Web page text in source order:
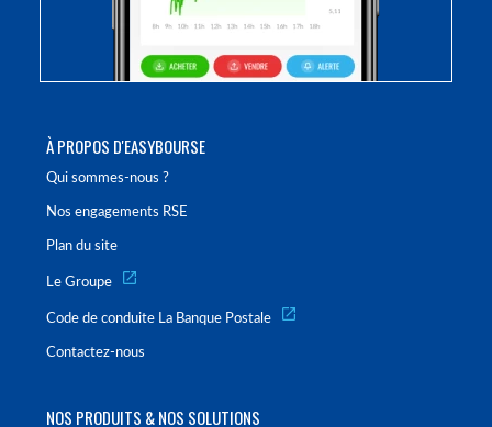
À PROPOS D'EASYBOURSE
Qui sommes-nous ?
Nos engagements RSE
Plan du site
Le Groupe
Code de conduite La Banque Postale
Contactez-nous
NOS PRODUITS & NOS SOLUTIONS